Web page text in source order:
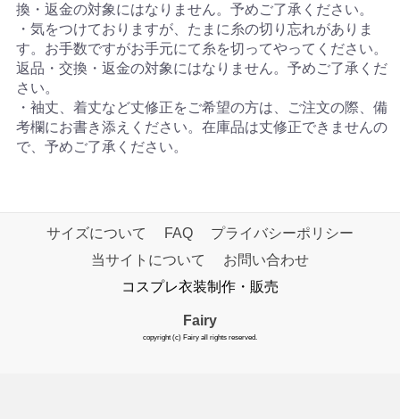
換・返金の対象にはなりません。予めご了承ください。
・気をつけておりますが、たまに糸の切り忘れがありま
す。お手数ですがお手元にて糸を切ってやってください。
返品・交換・返金の対象にはなりません。予めご了承くだ
さい。
・袖丈、着丈など丈修正をご希望の方は、ご注文の際、備
考欄にお書き添えください。在庫品は丈修正できませんの
で、予めご了承ください。
サイズについて FAQ
プライバシーポリシー
当サイトについて
お問い合わせ
コスプレ衣装制作・販売
Fairy
copyright (c) Fairy all rights reserved.